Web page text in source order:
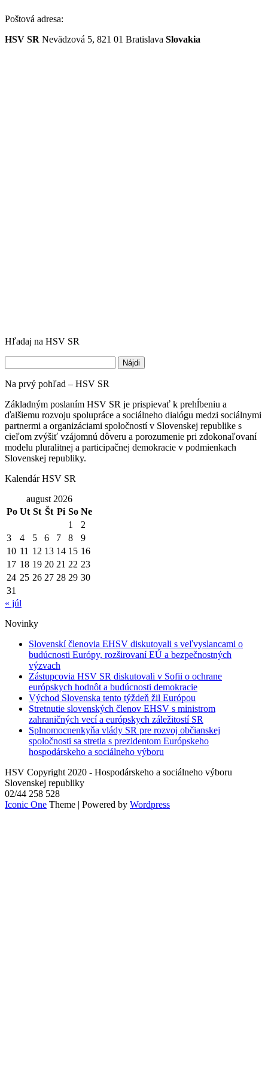
Poštová adresa:
HSV SR Nevädzová 5, 821 01 Bratislava Slovakia
Hľadaj na HSV SR
Na prvý pohľad – HSV SR
Základným poslaním HSV SR je prispievať k prehĺbeniu a
ďalšiemu rozvoju spolupráce a sociálneho dialógu medzi sociálnymi
partnermi a organizáciami spoločností v Slovenskej republike s
cieľom zvýšiť vzájomnú dôveru a porozumenie pri zdokonaľovaní
modelu pluralitnej a participačnej demokracie v podmienkach
Slovenskej republiky.
Kalendár HSV SR
august 2026
Po Ut St Št Pi So Ne
1
2
3
4 5 6 7 8
9
10 11 12 13 14 15 16
17 18 19 20 21 22 23
24 25 26 27 28 29 30
31
« júl
Novinky
Slovenskí členovia EHSV diskutovali s veľvyslancami o
budúcnosti Európy, rozširovaní EÚ a bezpečnostných
výzvach
Zástupcovia HSV SR diskutovali v Sofii o ochrane
európskych hodnôt a budúcnosti demokracie
Východ Slovenska tento týždeň žil Európou
Stretnutie slovenských členov EHSV s ministrom
zahraničných vecí a európskych záležitostí SR
Splnomocnenkyňa vlády SR pre rozvoj občianskej
spoločnosti sa stretla s prezidentom Európskeho
hospodárskeho a sociálneho výboru
HSV Copyright 2020 - Hospodárskeho a sociálneho výboru
Slovenskej republiky
02/44 258 528
Iconic One Theme | Powered by Wordpress